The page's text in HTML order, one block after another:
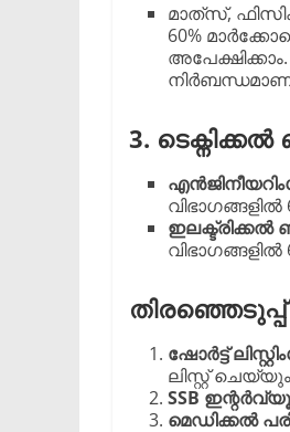
​മാത്‌സ്,
60%
3.
വിഭാഗങ്ങളിൽ
ഇലക്ട്രിക്കൽ
വിഭാഗങ്ങളിൽ
ഷോർട്ട്
ലിസ്റ്റ്
SSB
മെഡിക്കൽ